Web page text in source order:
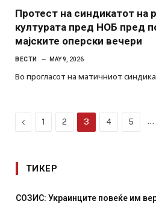
Протест на синдикатот на
културата пред НОБ пред
мајските оперски вечери
ВЕСТИ MAY 9, 2026
Во прогласот на матичниот
Previous
1 2 3 4 5 …
ТИКЕР
СОЗИС: Украинците повеќе им